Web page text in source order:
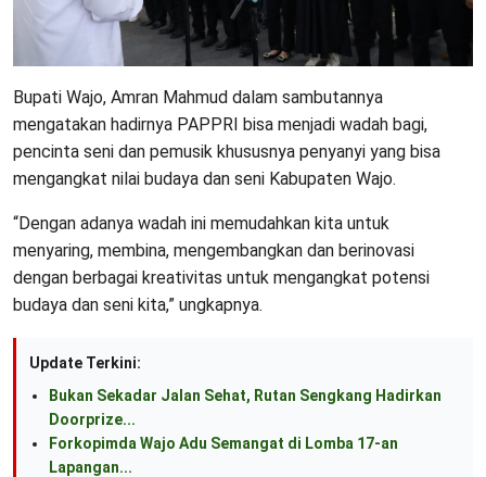
Bupati Wajo, Amran Mahmud dalam sambutannya
mengatakan hadirnya PAPPRI bisa menjadi wadah bagi,
pencinta seni dan pemusik khususnya penyanyi yang bisa
mengangkat nilai budaya dan seni Kabupaten Wajo.
“Dengan adanya wadah ini memudahkan kita untuk
menyaring, membina, mengembangkan dan berinovasi
dengan berbagai kreativitas untuk mengangkat potensi
budaya dan seni kita,” ungkapnya.
Update Terkini:
Bukan Sekadar Jalan Sehat, Rutan Sengkang Hadirkan
Doorprize...
Forkopimda Wajo Adu Semangat di Lomba 17-an
Lapangan...